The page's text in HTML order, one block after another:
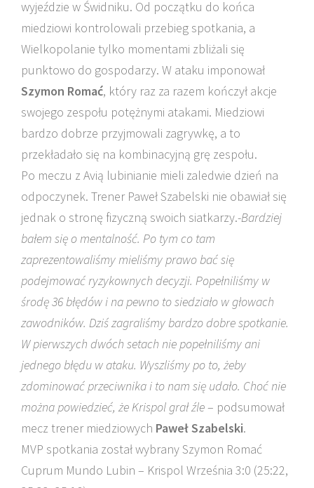
wyjeździe w Świdniku. Od początku do końca
miedziowi kontrolowali przebieg spotkania, a
Wielkopolanie tylko momentami zbliżali się
punktowo do gospodarzy. W ataku imponował
Szymon Romać, który raz za razem kończył akcje
swojego zespołu potężnymi atakami. Miedziowi
bardzo dobrze przyjmowali zagrywkę, a to
przekładało się na kombinacyjną grę zespołu.
Po meczu z Avią lubinianie mieli zaledwie dzień na
odpoczynek. Trener Paweł Szabelski nie obawiał się
jednak o stronę fizyczną swoich siatkarzy.-Bardziej
bałem się o mentalność. Po tym co tam
zaprezentowaliśmy mieliśmy prawo bać się
podejmować ryzykownych decyzji. Popełniliśmy w
środę 36 błędów i na pewno to siedziało w głowach
zawodników. Dziś zagraliśmy bardzo dobre spotkanie.
W pierwszych dwóch setach nie popełniliśmy ani
jednego błędu w ataku. Wyszliśmy po to, żeby
zdominować przeciwnika i to nam się udało. Choć nie
można powiedzieć, że Krispol grał źle– podsumował
mecz trener miedziowych Paweł Szabelski.
MVP spotkania został wybrany Szymon Romać
Cuprum Mundo Lubin – Krispol Września 3:0 (25:22,